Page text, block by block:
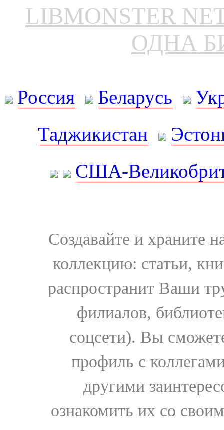
LIBMONSTER
ОДНА
Россия Беларусь
Таджикистан
США-
Создавайте и храните
коллекцию: статьи,
распространит Ваши
филиалов,
соцсети). Вы
профиль с
другими
ознакомить их со